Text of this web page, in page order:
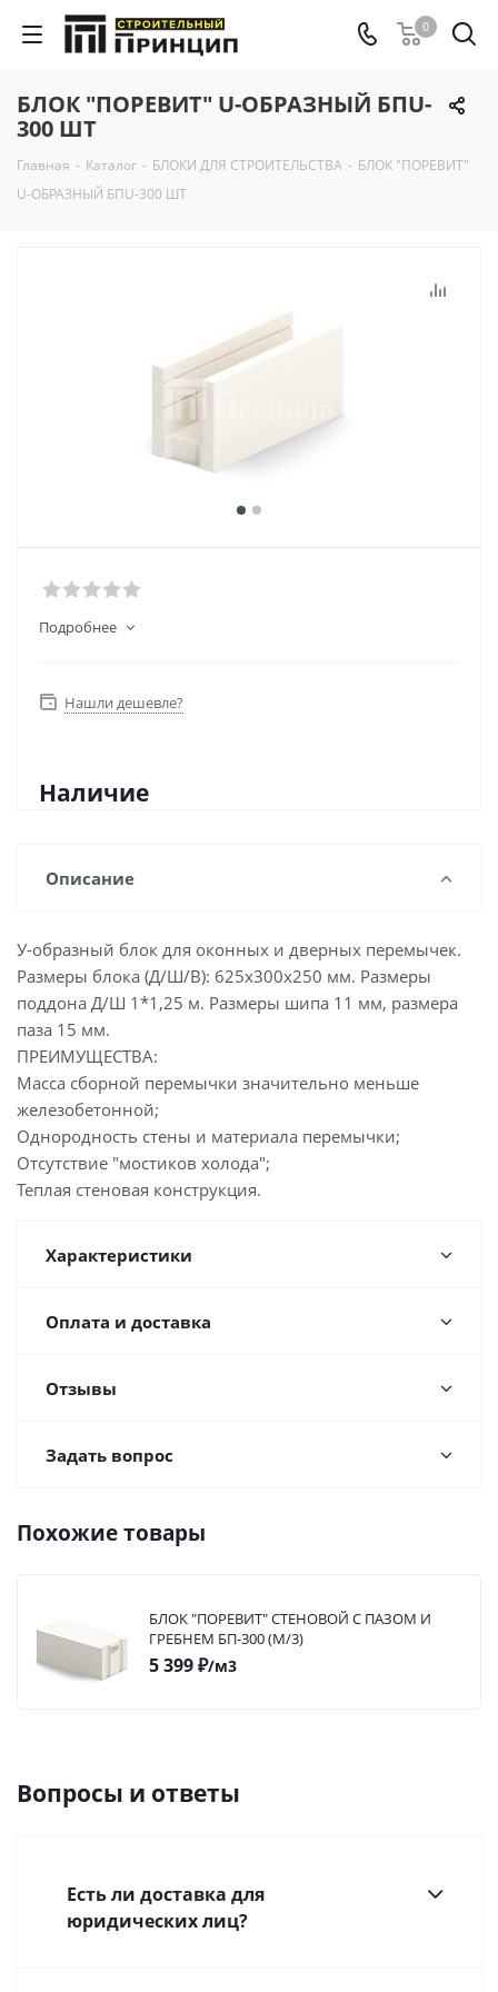
0
БЛОК "ПОРЕВИТ" U-ОБРАЗНЫЙ БПU-
300 ШТ
Главная - Каталог - БЛОКИ ДЛЯ СТРОИТЕЛЬСТВА - БЛОК "ПОРЕВИТ"
U-ОБРАЗНЫЙ БПU-300 ШТ
Подробнее
Нашли дешевле?
Наличие
Описание
У-образный блок для оконных и дверных перемычек.
Размеры блока (Д/Ш/В): 625х300х250 мм. Размеры
поддона Д/Ш 1*1,25 м. Размеры шипа 11 мм, размера
паза 15 мм.
ПРЕИМУЩЕСТВА:
Масса сборной перемычки значительно меньше
железобетонной;
Однородность стены и материала перемычки;
Отсутствие "мостиков холода";
Теплая стеновая конструкция.
Характеристики
Оплата и доставка
Отзывы
Задать вопрос
Похожие товары
БЛОК "ПОРЕВИТ" СТЕНОВОЙ С ПАЗОМ И
ГРЕБНЕМ БП-300 (М/3)
5 399₽/м3
Вопросы и ответы
Есть ли доставка для
юридических лиц?